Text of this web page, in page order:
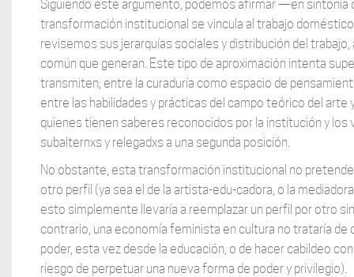
Siguiendo este argumento, podemos afirmar —en sintonía
transformación institucional se vincula al trabajo
revisemos sus jerarquías sociales y distribución del
común que generan. Este tipo de aproximación intenta
transmiten; entre la curaduría como espacio de
entre las habilidades y prácticas del campo teórico del
quienes tienen saberes reconocidos por la institución y
subalternxs y relegadxs a una segunda posición.
No obstante, esta transformación institucional no
otro perfil (ya sea el de la artista-edu-cadora, o la
esto simplemente llevaría a reemplazar un perfil por otro
contrario, una economía feminista en cultura no trataría
poder, esta vez desde la educación, o de hacer cabildeo
riesgo de perpetuar una nueva forma de poder y privilegio).